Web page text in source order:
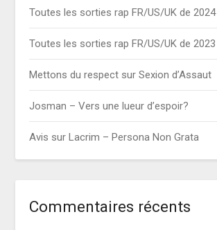
Toutes les sorties rap FR/US/UK de 2024
Toutes les sorties rap FR/US/UK de 2023
Mettons du respect sur Sexion d’Assaut
Josman – Vers une lueur d’espoir?
Avis sur Lacrim – Persona Non Grata
Commentaires récents